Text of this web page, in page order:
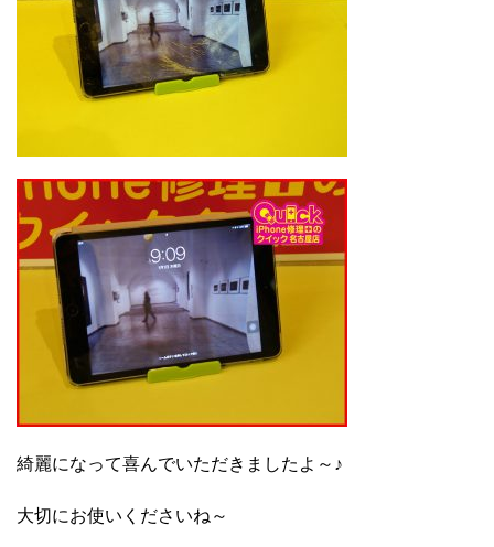
綺麗になって喜んでいただきましたよ～♪
大切にお使いくださいね～